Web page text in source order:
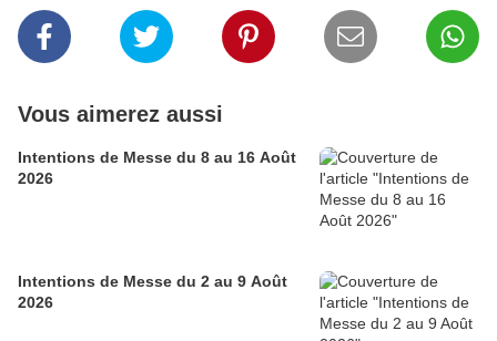
Vous aimerez aussi
Intentions de Messe du 8 au 16 Août
2026
Intentions de Messe du 2 au 9 Août
2026